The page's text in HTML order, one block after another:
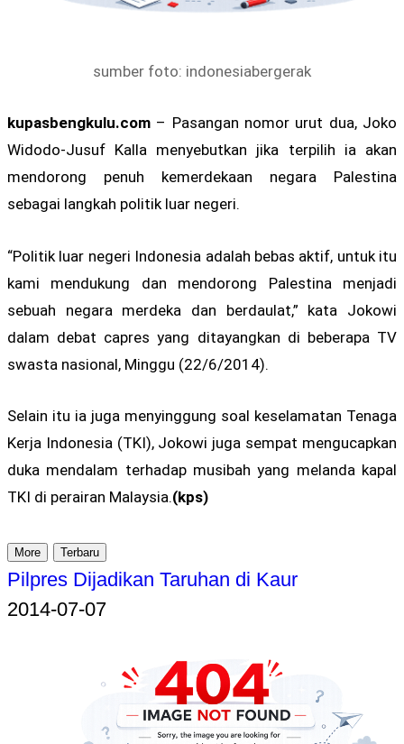
sumber foto: indonesiabergerak
kupasbengkulu.com – Pasangan nomor urut dua, Joko
Widodo-Jusuf Kalla menyebutkan jika terpilih ia akan
mendorong penuh kemerdekaan negara Palestina
sebagai langkah politik luar negeri.
“Politik luar negeri Indonesia adalah bebas aktif, untuk itu
kami mendukung dan mendorong Palestina menjadi
sebuah negara merdeka dan berdaulat,” kata Jokowi
dalam debat capres yang ditayangkan di beberapa TV
swasta nasional, Minggu (22/6/2014).
Selain itu ia juga menyinggung soal keselamatan Tenaga
Kerja Indonesia (TKI), Jokowi juga sempat mengucapkan
duka mendalam terhadap musibah yang melanda kapal
TKI di perairan Malaysia.(kps)
More Terbaru
Pilpres Dijadikan Taruhan di Kaur
2014-07-07